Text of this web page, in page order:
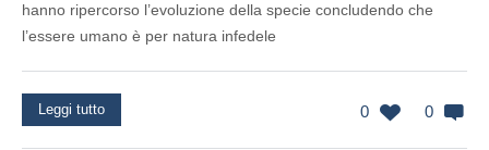
hanno ripercorso l’evoluzione della specie concludendo che
l’essere umano è per natura infedele
0 0
Leggi tutto